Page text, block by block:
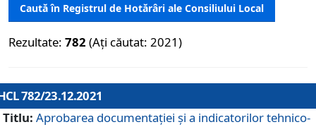
Caută în Registrul de Hotărâri ale Consiliului Local
Rezultate: 782 (Ați căutat: 2021)
782/23.12.2021
Titlu: Aprobarea documentației și a indicatorilor tehnico-